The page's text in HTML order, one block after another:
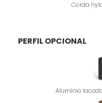
Corda
PERFIL OPCIONAL
Alumínio